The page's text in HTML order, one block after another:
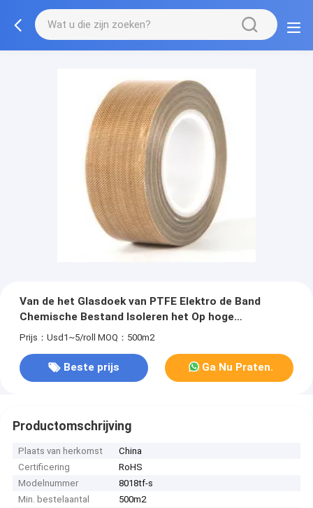
Van de het Glasdoek van PTFE Elektro de Band
Chemische Bestand Isoleren het Op hoge
temperatuur
Prijs：Usd1~5/roll MOQ：500m2
Beste prijs Ga Nu Praten.
Productomschrijving
Plaats van herkomst
China
Certificering
RoHS
Modelnummer
8018tf-s
Min. bestelaantal
500m2